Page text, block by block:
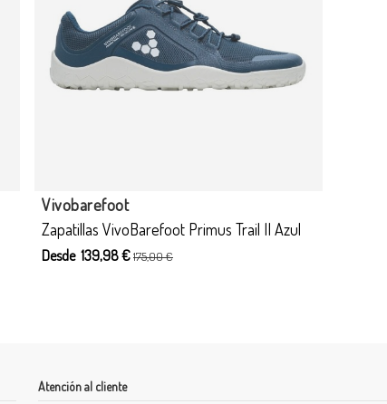
Zapatillas VivoBarefoot Primus Trail II Azul
Vivobarefoot
Desde 139,98 €175,00 €
Atención al cliente